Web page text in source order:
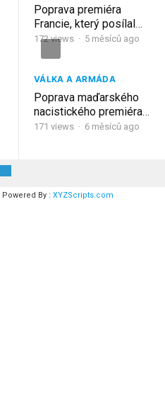
Poprava premiéra
Francie, který posílal
děti do nacistických
172views · 5 měsíců ago
VÁLKA A ARMÁDA
Poprava maďarského
nacistického premiéra,
který v Osvětimi zabil
171 views · 6 měsíců ago
Powered By : XYZScripts.com